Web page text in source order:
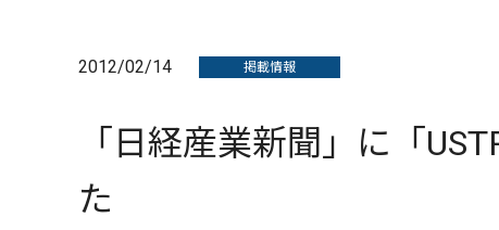
2012/02/14 掲載情報
「日経産業新聞」に「
た